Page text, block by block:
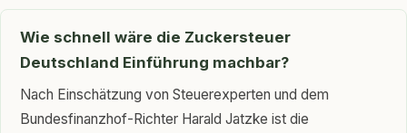
Wie schnell wäre die Zuckersteuer
Deutschland Einführung machbar?
Nach Einschätzung von Steuerexperten und dem
Bundesfinanzhof-Richter Harald Jatzke ist die